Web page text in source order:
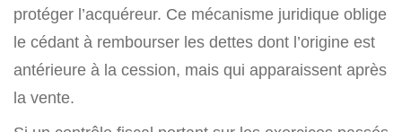
protéger l’acquéreur. Ce mécanisme juridique oblige
le cédant à rembourser les dettes dont l’origine est
antérieure à la cession, mais qui apparaissent après
la vente.